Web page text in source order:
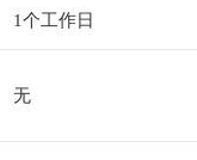
1个工作日
无